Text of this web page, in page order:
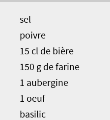
sel
poivre
15 cl de bière
150 g de farine
1 aubergine
1 oeuf
basilic